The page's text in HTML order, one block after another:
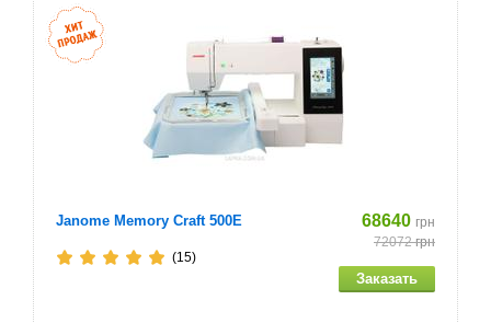
Вставка для катушки с нитью (катушки Mini-King)
Сетка для катушки
Шпульный колпачок (установлен на машине)
Комплект пялец (средних) 10 × 10 см (В × Ш)
Мягкий чехол
Janome Memory Craft 500E 68640 грн
72072грн
(15)